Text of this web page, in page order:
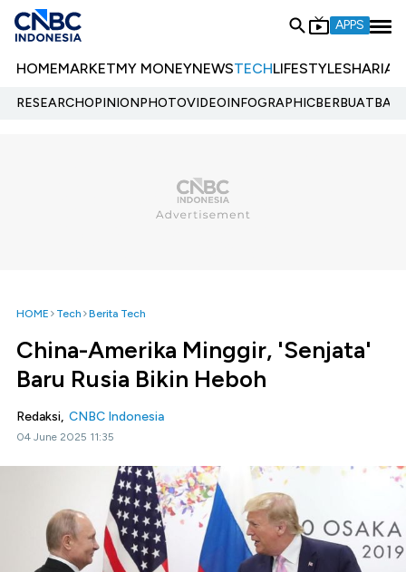
APPS
HOMEMARKETMY MONEYNEWSTECHLIFESTYLESHARIA
RESEARCHOPINIONPHOTOVIDEOINFOGRAPHIC
HOME Tech Berita Tech
China-Amerika Minggir, 'Senjata'
Baru Rusia Bikin Heboh
Redaksi, CNBC Indonesia
04 June 2025 11:35